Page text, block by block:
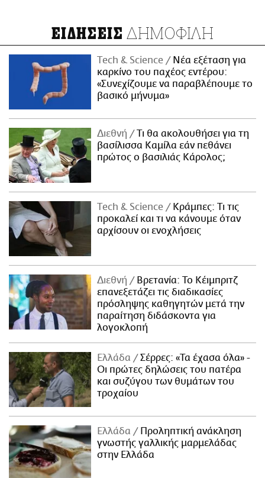
ΕΙΔΗΣΕΙΣ ΔΗΜΟΦΙΛΗ
Τech & Science
Νέα εξέταση για
καρκίνο του παχέος εντέρου:
«Συνεχίζουμε να παραβλέπουμε το
βασικό μήνυμα»
Διεθνή
Τι θα ακολουθήσει για τη
βασίλισσα Καμίλα εάν πεθάνει
πρώτος ο βασιλιάς Κάρολος;
Τech & Science
Κράμπες: Τι τις
προκαλεί και τι να κάνουμε όταν
αρχίσουν οι ενοχλήσεις
Διεθνή
Βρετανία: Το Κέιμπριτζ
επανεξετάζει τις διαδικασίες
πρόσληψης καθηγητών μετά την
παραίτηση διδάσκοντα για
λογοκλοπή
Ελλάδα
Σέρρες: «Τα έχασα όλα» -
Οι πρώτες δηλώσεις του πατέρα
και συζύγου των θυμάτων του
τροχαίου
Ελλάδα
Προληπτική ανάκληση
γνωστής γαλλικής μαρμελάδας
στην Ελλάδα